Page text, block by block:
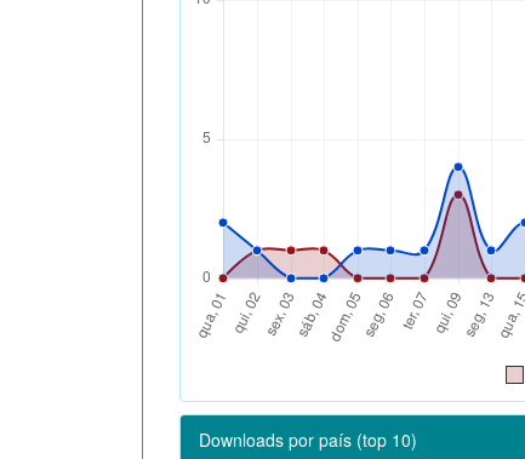
Downloads por país (top 10)